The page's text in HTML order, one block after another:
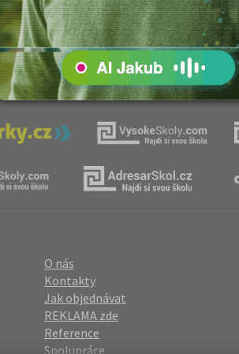
Karel Havlíček Borovský: Tyrolské
elegie
O nás
Kontakty
Jak objednávat
REKLAMA zde
Reference
Spolupráce